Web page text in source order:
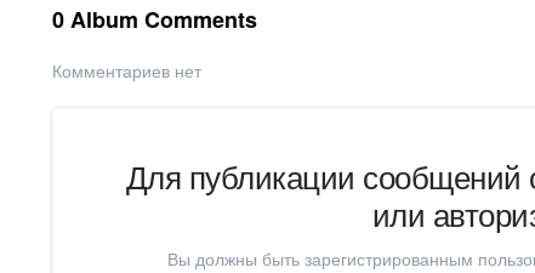
0 Album Comments
Комментариев нет
Для публикации сообщений
или
Вы должны быть зарегистрированным